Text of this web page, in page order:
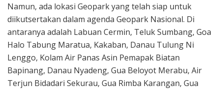
Namun, ada lokasi Geopark yang telah siap untuk
diikutsertakan dalam agenda Geopark Nasional. Di
antaranya adalah Labuan Cermin, Teluk Sumbang, Goa
Halo Tabung Maratua, Kakaban, Danau Tulung Ni
Lenggo, Kolam Air Panas Asin Pemapak Biatan
Bapinang, Danau Nyadeng, Gua Beloyot Merabu, Air
Terjun Bidadari Sekurau, Gua Rimba Karangan, Gua